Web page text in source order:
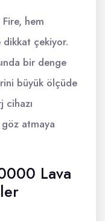
hem
dikkat çekiyor.
bir denge
büyük ölçüde
cihazı
göz atmaya
Lava